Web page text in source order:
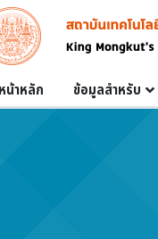
Image
navigation
หน้าหลัก ข้อมูลสำหรับ